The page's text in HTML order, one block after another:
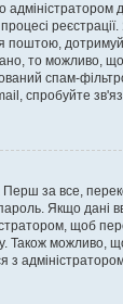
адміністратором
поштою,
то можливо,
спам-
спробуйте
Перш за все,
Якщо дані
щоб
Також можливо,
з